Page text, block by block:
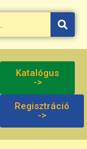
Katalógus
->
Regisztráció
->